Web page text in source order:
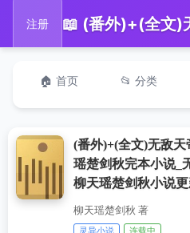
注册
🏠 首页 📂 分类
(番外)+(全文)无敌
瑶楚剑秋完本小说_
柳天瑶楚剑秋小说
柳天瑶楚剑秋 著
灵异小说 连载中